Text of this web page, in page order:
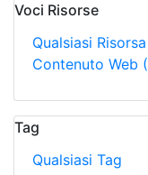
Voci Risorse
Qualsiasi Risorsa
Contenuto Web
Tag
Qualsiasi Tag